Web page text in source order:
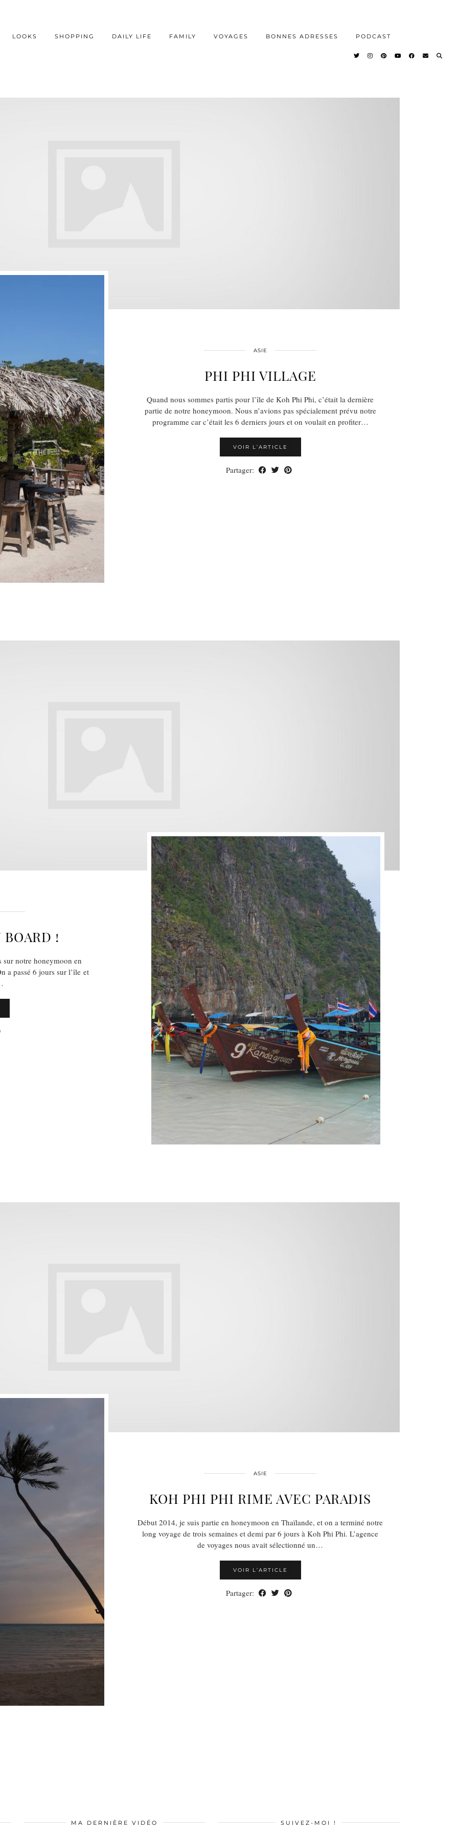
LOOKS SHOPPING DAILY LIFE FAMILY VOYAGES BONNES ADRESSES PODCAST
ASIE
PHI PHI VILLAGE
Quand nous sommes partis pour l’île de Koh Phi Phi, c’était la dernière
partie de notre honeymoon. Nous n’avions pas spécialement prévu notre
programme car c’était les 6 derniers jours et on voulait en profiter…
VOIR L’ARTICLE
Partager:
!
sur notre honeymoon en
a passé 6 jours sur l’île et
ASIE
KOH PHI PHI RIME AVEC PARADIS
Début 2014, je suis partie en honeymoon en Thaïlande, et on a terminé notre
long voyage de trois semaines et demi par 6 jours à Koh Phi Phi. L’agence
de voyages nous avait sélectionné un…
VOIR L’ARTICLE
Partager:
MA DERNIÈRE VIDÉO SUIVEZ-MOI !